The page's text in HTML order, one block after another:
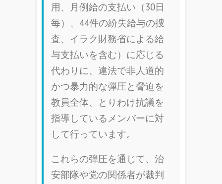
用、月例給の支払い（30日
毎）、44件の紛失給与の捜
査、イラク財務省による給
与支払いを含む）に応じる
代わりに、違法で非人道的
かつ暴力的な弾圧と脅迫を
教員全体、とりわけ抗議を
指導しているメンバーに対
して行っています。
これらの弾圧を通じて、治
安部隊や党の関係者が裁判